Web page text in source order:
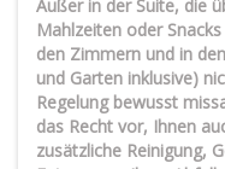
Außer in der Suite, die
Mahlzeiten oder
den Zimmern und in
und Garten inklusive)
Regelung bewusst
das Recht vor, Ihnen
zusätzliche Reinigung,